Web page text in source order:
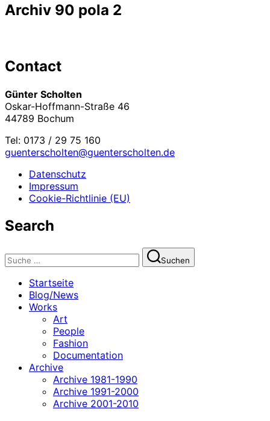
Navigation
umschalten
Archiv 90 pola 2
Contact
Günter Scholten
Oskar-Hoffmann-Straße 46
44789 Bochum
Tel: 0173 / 29 75 160
guenterscholten@guenterscholten.de
Datenschutz
Impressum
Cookie-Richtlinie (EU)
Search
Suchen
nach:
Suchen
Startseite
Blog/News
Works
Art
People
Fashion
Documentation
Archive
Archive 1981-1990
Archive 1991-2000
Archive 2001-2010